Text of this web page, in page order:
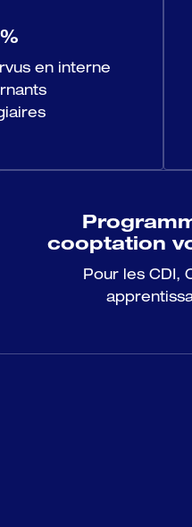
en interne
cooptation
Pour les CDI,